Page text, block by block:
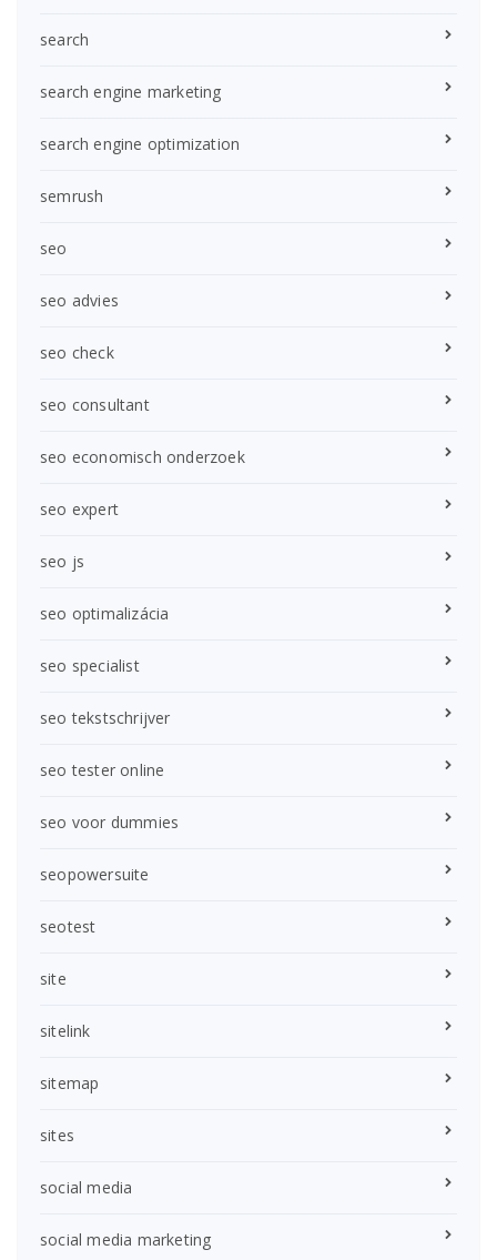
search
search engine marketing
search engine optimization
semrush
seo
seo advies
seo check
seo consultant
seo economisch onderzoek
seo expert
seo js
seo optimalizácia
seo specialist
seo tekstschrijver
seo tester online
seo voor dummies
seopowersuite
seotest
site
sitelink
sitemap
sites
social media
social media marketing